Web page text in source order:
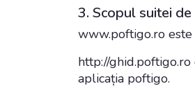
3. Scopul suitei de
www.poftigo.ro
http://ghid.poftigo.ro
aplicația poftigo.